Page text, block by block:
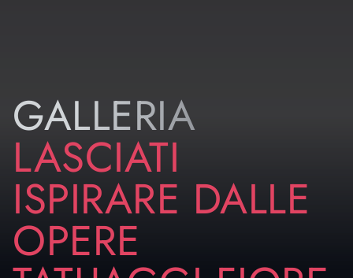
però un aspetto naturale e armonico. È
molto apprezzata per chi vuole un
disegno che sembri “vivere” sulla pelle.
donando un effetto realistico e
luminoso.
Per quanto riguarda la posizione, i tatuaggi fiori
di loto sul braccio sono ideali per chi vuole un
disegno visibile e di impatto, che accompagna
il movimento e diventa parte del proprio stile
quotidiano.
GALLERIA
LASCIATI
ISPIRARE DALLE
OPERE